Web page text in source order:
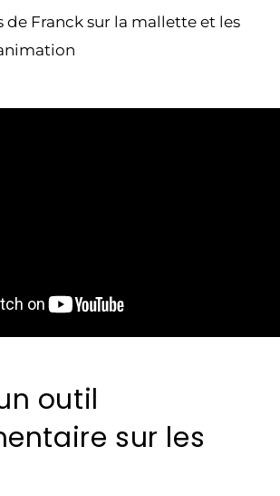
de Franck sur la mallette et les
outil
sur les